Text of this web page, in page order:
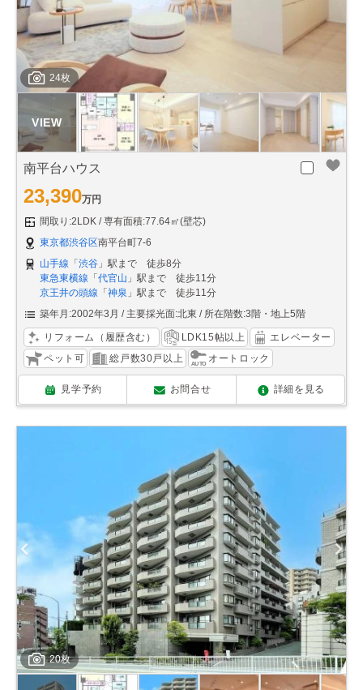
24枚
南平台ハウス
23,390万円
間取り:2LDK
専有面積:77.64㎡(壁芯)
東京都渋谷区南平台町7-6
山手線 「 渋谷 」駅まで 徒歩8分
東急東横線 「 代官山 」駅まで 徒歩11分
京王井の頭線 「 神泉 」駅まで 徒歩11分
築年月:2002年3月
主要採光面:北東 所在階数:3階・地上5階
リフォーム（履歴含む） LDK15帖以上
エレベーター
ペット可
総戸数30戸以上 オートロック
見学予約 お問合せ 詳細を見る
20枚